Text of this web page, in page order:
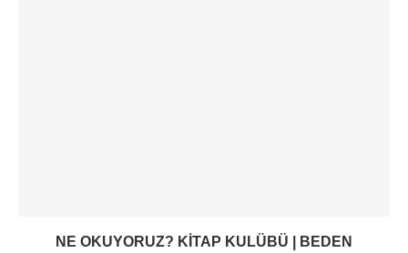
NE OKUYORUZ? KITAP KULÜBÜ | BEDEN